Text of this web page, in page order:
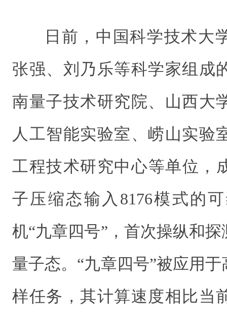
日前，中国科学技术大
张强、刘乃乐等科学家组成
南量子技术研究院、山西大
人工智能实验室、崂山实验
工程技术研究中心等单位，
子压缩态输入8176模式的
机“九章四号”，首次操纵和
量子态。“九章四号”被应用
样任务，其计算速度相比当